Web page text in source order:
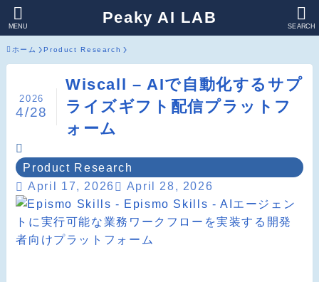
Peaky AI LAB SEARCH
MENU
ホーム Product Research
Wiscall – AIで自動化するサプ
ライズギフト配信プラットフ
ォーム
2026
4/28
Product Research
April 17, 2026
April 28, 2026